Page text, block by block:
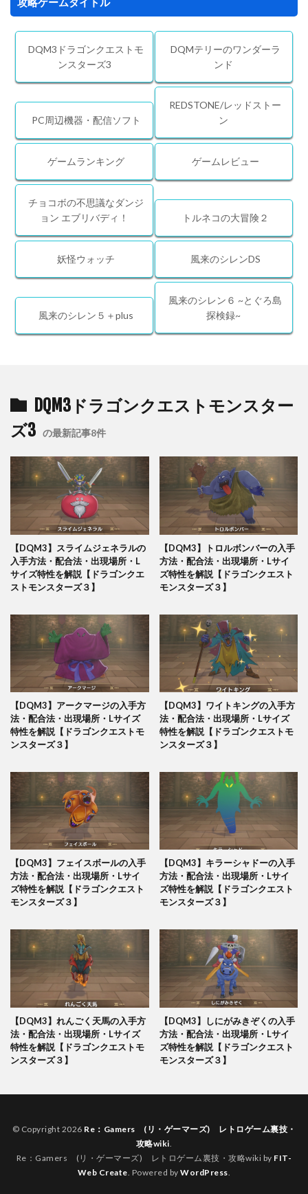
DQM3ドラゴンクエストモ
ンスターズ3
DQMテリーのワンダーラ
ンド
PC周辺機器・配信ソフト
REDSTONE/レッドストー
ン
ゲームランキング ゲームレビュー
チョコボの不思議なダンジ
ョン エブリバディ！
トルネコの大冒険２
妖怪ウォッチ 風来のシレンDS
風来のシレン５＋plus
風来のシレン６ ~とぐろ島
探検録~
DQM3ドラゴンクエストモンスター
ズ3 の最新記事8件
【DQM3】スライムジェネラルの
入手方法・配合法・出現場所・L
サイズ特性を解説【ドラゴンクエ
ストモンスターズ３】
【DQM3】トロルボンバーの入手
方法・配合法・出現場所・Lサイ
ズ特性を解説【ドラゴンクエスト
モンスターズ３】
【DQM3】アークマージの入手方
法・配合法・出現場所・Lサイズ
特性を解説【ドラゴンクエストモ
ンスターズ３】
【DQM3】ワイトキングの入手方
法・配合法・出現場所・Lサイズ
特性を解説【ドラゴンクエストモ
ンスターズ３】
【DQM3】フェイスボールの入手
方法・配合法・出現場所・Lサイ
ズ特性を解説【ドラゴンクエスト
モンスターズ３】
【DQM3】キラーシャドーの入手
方法・配合法・出現場所・Lサイ
ズ特性を解説【ドラゴンクエスト
モンスターズ３】
【DQM3】れんごく天馬の入手方
法・配合法・出現場所・Lサイズ
特性を解説【ドラゴンクエストモ
ンスターズ３】
【DQM3】しにがみきぞくの入手
方法・配合法・出現場所・Lサイ
ズ特性を解説【ドラゴンクエスト
モンスターズ３】
© Copyright 2026 Re：Gamers (リ・ゲーマーズ) レトロゲーム裏技・
攻略wiki
Re：Gamers (リ・ゲーマーズ) レトロゲーム裏技・攻略wiki by FIT-
Web Create . Powered byWordPress